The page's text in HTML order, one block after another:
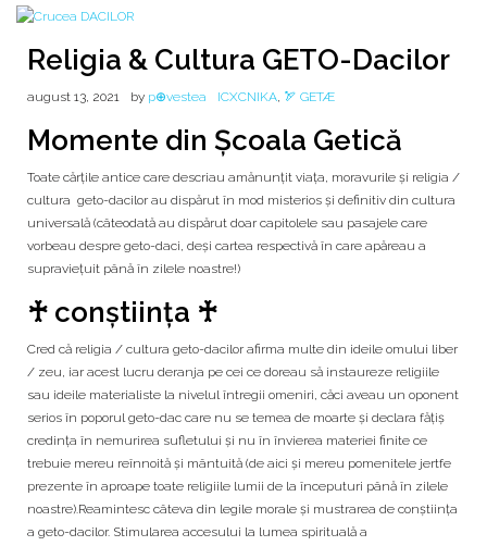
Religia & Cultura GETO-Dacilor
august 13, 2021 by p⊕vestea ICXCNIKA, 🏹 GETÆ
Momente din Școala Getică
Toate cărţile antice care descriau amănunţit viaţa, moravurile şi religia /
cultura geto-dacilor au dispărut în mod misterios şi definitiv din cultura
universală (câteodată au dispărut doar capitolele sau pasajele care
vorbeau despre geto-daci, deşi cartea respectivă în care apăreau a
supravieţuit până în zilele noastre!)
♰ conștiința ♰
Cred că religia / cultura geto-dacilor afirma multe din ideile omului liber
/ zeu, iar acest lucru deranja pe cei ce doreau să instaureze religiile
sau ideile materialiste la nivelul întregii omeniri, căci aveau un oponent
serios în poporul geto-dac care nu se temea de moarte şi declara făţiş
credinţa în nemurirea sufletului şi nu în învierea materiei finite ce
trebuie mereu reînnoită şi mântuită (de aici şi mereu pomenitele jertfe
prezente în aproape toate religiile lumii de la începuturi până în zilele
noastre).Reamintesc câteva din legile morale și mustrarea de conștiința
a geto-dacilor. Stimularea accesului la lumea spirituală a